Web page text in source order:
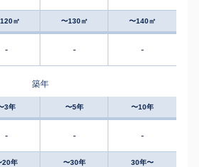
㎡ 〜130㎡ 〜140㎡
- - -
築年
3年 〜5年 〜10年
- - -
20年 〜30年 30年〜